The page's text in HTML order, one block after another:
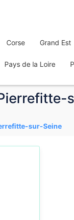
Corse Grand Est
Pays de la Loire
sur-Seine